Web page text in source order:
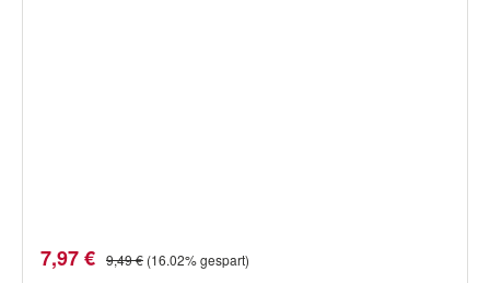
Verkaufspreis:
7,97 € Regulärer Preis:
9,49 € (16.02% gespart)